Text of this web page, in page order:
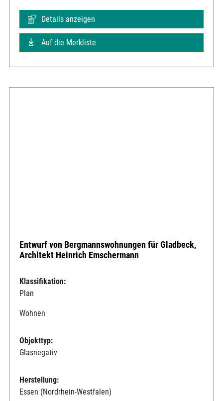
Details anzeigen
Auf die Merkliste
Entwurf von Bergmannswohnungen für Gladbeck,
Architekt Heinrich Emschermann
Klassifikation:
Plan
Wohnen
Objekttyp:
Glasnegativ
Herstellung:
Essen (Nordrhein-Westfalen)